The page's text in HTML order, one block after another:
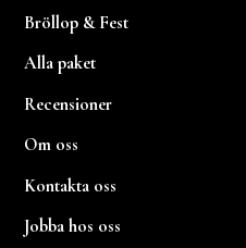
Bröllop & Fest
Alla paket
Recensioner
Om oss
Kontakta oss
Jobba hos oss